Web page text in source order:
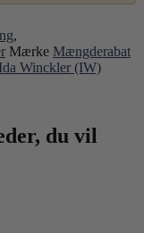
,
Mærke Mængderabat
Ida Winckler (IW)
du vil